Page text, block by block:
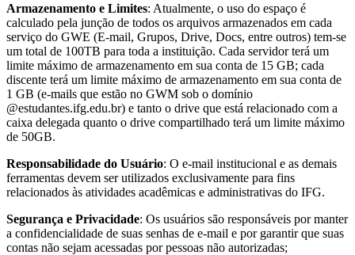
Armazenamento e Limites: Atualmente, o uso do espaço é
calculado pela junção de todos os arquivos armazenados em cada
serviço do GWE (E-mail, Grupos, Drive, Docs, entre outros) tem-se
um total de 100TB para toda a instituição. Cada servidor terá um
limite máximo de armazenamento em sua conta de 15 GB; cada
discente terá um limite máximo de armazenamento em sua conta de
1 GB (e-mails que estão no GWM sob o domínio
@estudantes.ifg.edu.br) e tanto o drive que está relacionado com a
caixa delegada quanto o drive compartilhado terá um limite máximo
de 50GB.
Responsabilidade do Usuário: O e-mail institucional e as demais
ferramentas devem ser utilizados exclusivamente para fins
relacionados às atividades acadêmicas e administrativas do IFG.
Segurança e Privacidade: Os usuários são responsáveis por manter
a confidencialidade de suas senhas de e-mail e por garantir que suas
contas não sejam acessadas por pessoas não autorizadas;